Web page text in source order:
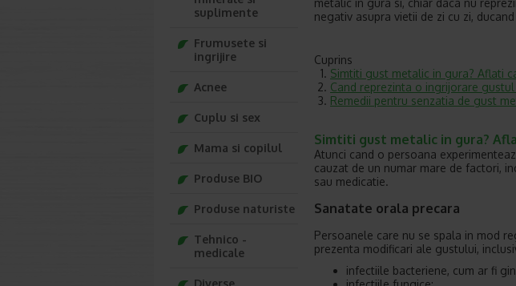
metalic in gura si, chiar daca nu
negativ asupra vietii de zi cu zi,
Cuprins
Simtiti gust metalic in gura? Aflati
Cand reprezinta o ingrijorare
Remedii pentru senzatia de gust
Simtiti gust metalic in gura?
Atunci cand o persoana
cauzat de un numar mare de factori,
sau medicatie.
Sanatate orala precara
Persoanele care nu se spala in mod
prezenta modificari ale gustului,
infectiile bacteriene, cum ar fi
suplimente
Frumusete si
ingrijire
Acnee
Cuplu si sex
Mama si copilul
Produse BIO
Produse naturiste
Tehnico -
medicale
Diverse